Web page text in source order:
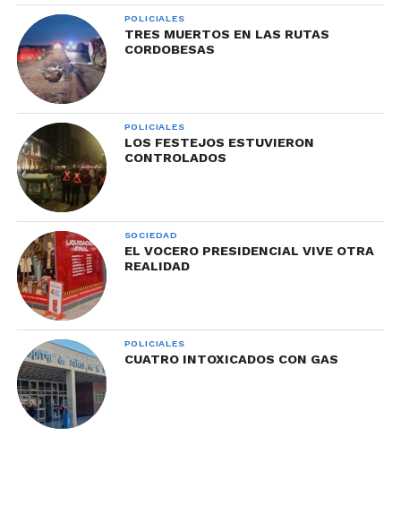
POLICIALES
TRES MUERTOS EN LAS RUTAS
CORDOBESAS
POLICIALES
LOS FESTEJOS ESTUVIERON
CONTROLADOS
SOCIEDAD
EL VOCERO PRESIDENCIAL VIVE OTRA
REALIDAD
POLICIALES
CUATRO INTOXICADOS CON GAS